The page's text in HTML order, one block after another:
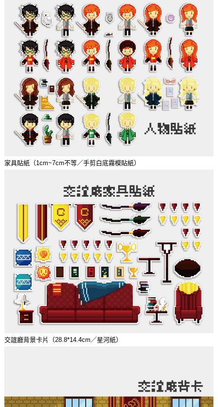
家具貼紙（1cm~7cm不等／手剪白底霧模貼紙）
交誼廳背景卡片（28.8*14.4cm／星河紙）